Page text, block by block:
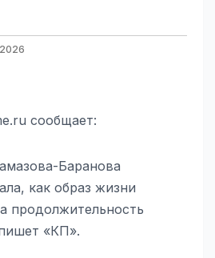
сообщает:
Баранова
как образ жизни
продолжительность
«КП».